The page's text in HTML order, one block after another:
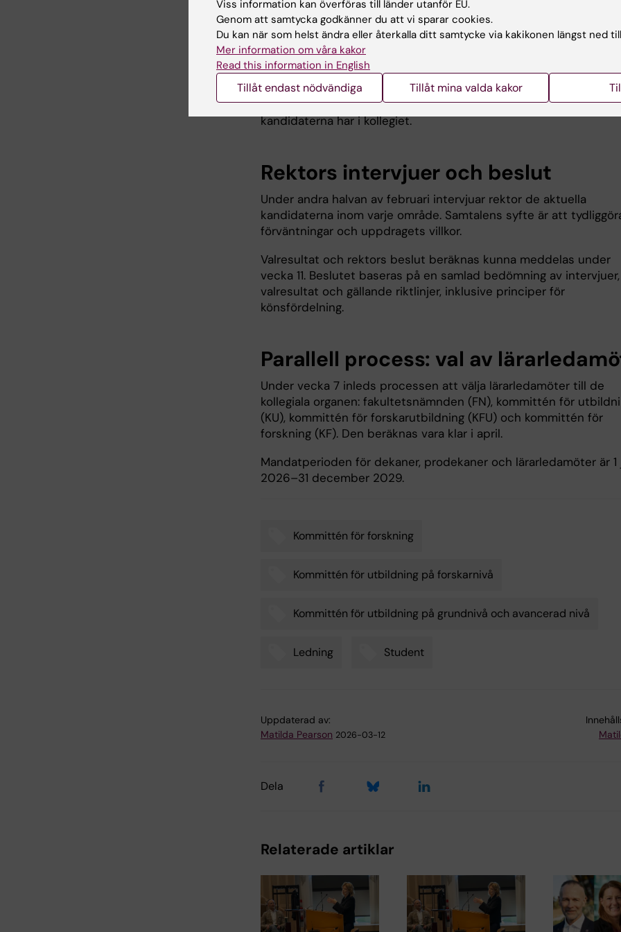
nomineringar som alla medarbetare haft möjlighet att lämna in
KI:s riktlinjer för akademiska val.
Röstberättigade kan rösta mellan 4–11 februari enligt
som skickats via e‑post. När valresultatet fastställts delas det
rektor. Valet är rådgivande eftersom rektor enligt KI:s valordning
fattar det slutgiltiga beslutet. Resultatet visar vilket stöd
kandidaterna har i kollegiet.
Rektors intervjuer och beslut
Under andra halvan av februari intervjuar rektor de aktuella
kandidaterna inom varje område. Samtalens syfte är att
förväntningar och uppdragets villkor.
Valresultat och rektors beslut beräknas kunna meddelas under
vecka 11. Beslutet baseras på en samlad bedömning av intervjuer,
valresultat och gällande riktlinjer, inklusive principer för
könsfördelning.
Parallell process: val av
Under vecka 7 inleds processen att välja lärarledamöter till de
kollegiala organen: fakultetsnämnden (FN), kommittén för
(KU), kommittén för forskarutbildning (KFU) och kommittén för
forskning (KF). Den beräknas vara klar i april.
Mandatperioden för dekaner, prodekaner och lärarledamöter är 1
2026–31 december 2029.
Kommittén för forskning
Kommittén för utbildning på forskarnivå
Kommittén för utbildning på grundnivå och avancerad nivå
Ledning Student
Uppdaterad av:
Matilda Pearson 2026-03-12
Dela
Relaterade artiklar
Viss information kan överföras till länder utanför EU.
Genom att samtycka godkänner du att vi sparar cookies.
Du kan när som helst ändra eller återkalla ditt samtycke via kakikonen längst ned
Mer information om våra kakor
Read this information in English
Tillåt endast nödvändiga Tillåt mina valda kakor